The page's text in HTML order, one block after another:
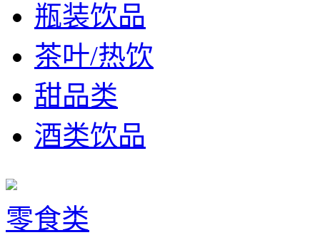
瓶装饮品
茶叶/热饮
甜品类
酒类饮品
零食类